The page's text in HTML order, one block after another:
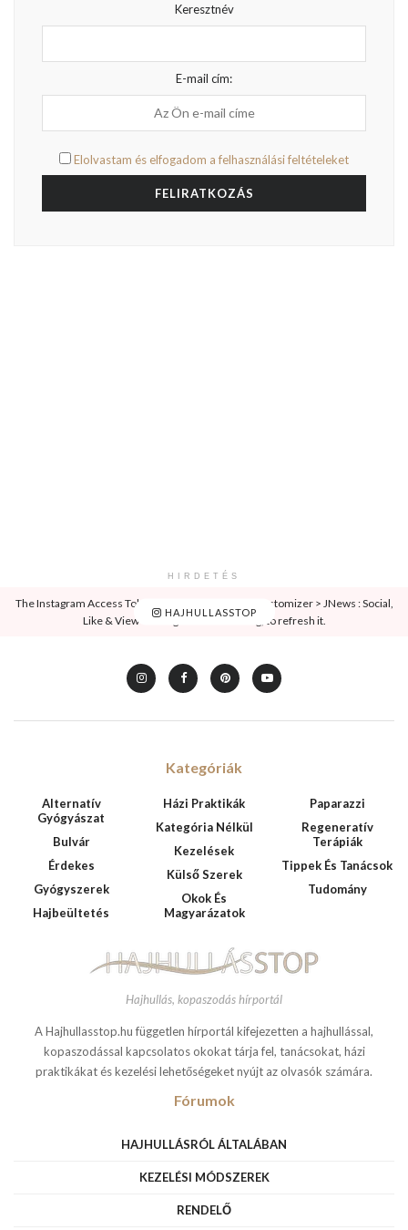
Keresztnév
E-mail cím:
Elolvastam és elfogadom a felhasználási feltételeket
HIRDETÉS
HAJHULLASSTOP
The Instagram Access Token is expired, Go to the Customizer > JNews : Social,
Like & View > Instagram Feed Setting, to refresh it.
Kategóriák
Alternatív
Gyógyászat
Bulvár
Érdekes
Gyógyszerek
Hajbeültetés
Házi Praktikák
Kategória Nélkül
Kezelések
Külső Szerek
Okok És
Magyarázatok
Paparazzi
Regeneratív
Terápiák
Tippek És Tanácsok
Tudomány
Hajhullás, kopaszodás hírportál
A Hajhullasstop.hu független hírportál kifejezetten a hajhullással,
kopaszodással kapcsolatos okokat tárja fel, tanácsokat, házi
praktikákat és kezelési lehetőségeket nyújt az olvasók számára.
Fórumok
HAJHULLÁSRÓL ÁLTALÁBAN
KEZELÉSI MÓDSZEREK
RENDELŐ